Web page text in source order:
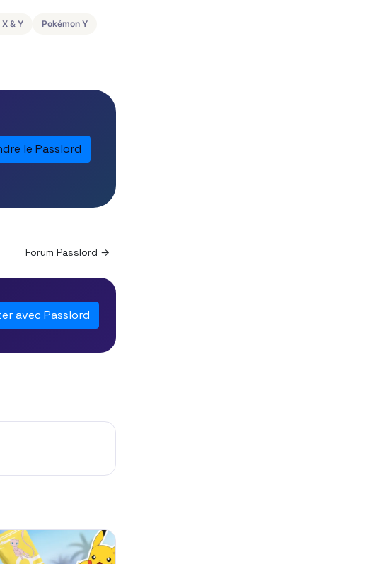
& Y
Pokémon Y
le Passlord
Forum Passlord →
avec Passlord